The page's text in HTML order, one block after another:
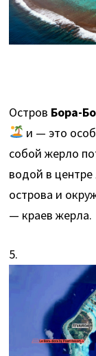
Остров Бора-
и — это
собой жерло
водой в
острова и
— краев жерла.
5.